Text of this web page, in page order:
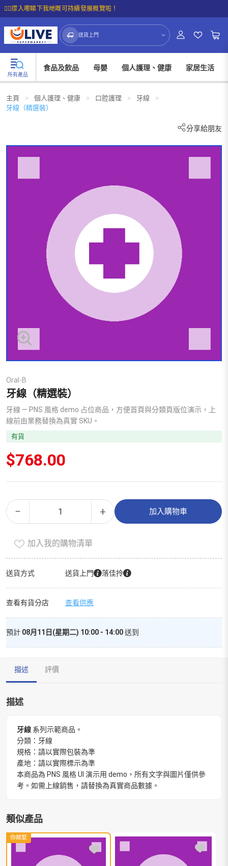
☝🏼㩒入嚟睇下我哋嘅可持續發展概覽啦！
送貨上門
所有產品
食品及飲品 母嬰 個人護理、健康 家居生活
主頁 > 個人護理、健康 > 口腔護理 > 牙線
>
牙線（精選裝）
分享給朋友
Oral-B
牙線（精選裝）
牙線 — PNS 風格 demo 占位商品，方便首頁與分類頁版位演示，上
線前由業務替換為真實 SKU。
有貨
$768.00
−
牙
線
裝）
數
+ 加入購物車
Alternative:
加入我的購物清單
送貨方式 送貨上門 落佳拎
查看有貨分店 查看供應
預計 08月11日(星期二) 10:00 - 14:00送到
描述 評價
描述
牙線 系列示範商品。
分類：牙線
規格：請以實際包裝為準
產地：請以實際標示為準
本商品為 PNS 風格 UI 演示用 demo，所有文字與圖片僅供參
考。如需上線銷售，請替換為真實商品數據。
類似產品
你睇緊